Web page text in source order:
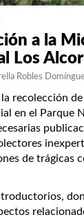
a la
Los
Robles
recolección
en el Parque
de trágicas